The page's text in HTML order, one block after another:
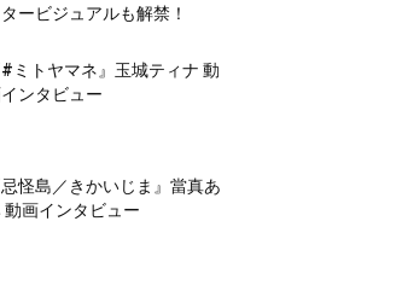
ービジュアルも解禁！
#ミトヤマネ』玉城ティナ 動
ンタビュー
忌怪島／きかいじま』當真あ
動画インタビュー